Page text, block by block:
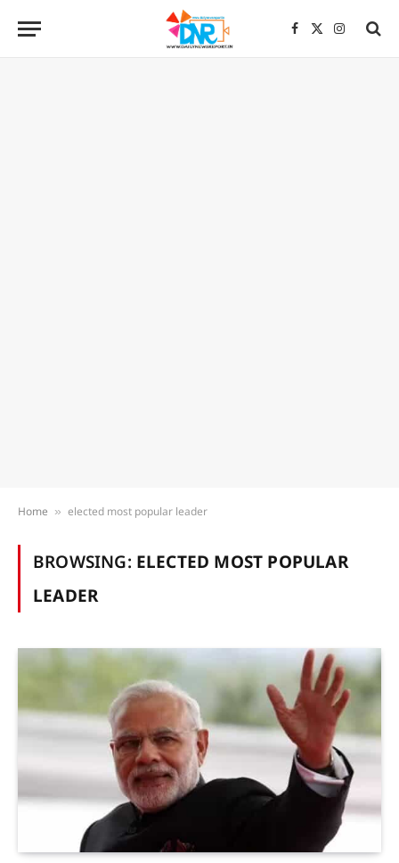
Facebook
X
Home » elected most popular leader
BROWSING: ELECTED MOST POPULAR
LEADER